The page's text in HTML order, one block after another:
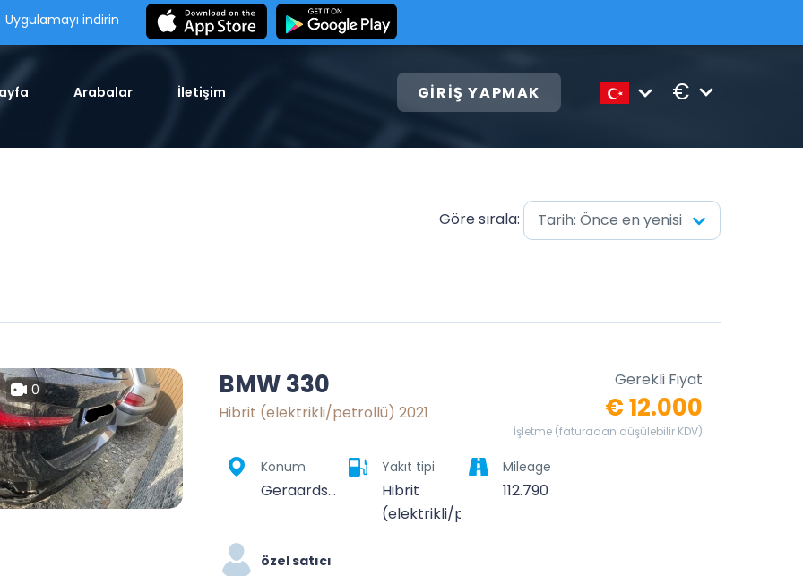
Uygulamayı indirin
Arabalar İletişim GIRIŞ YAPMAK €
Göre sırala: Tarih: Önce en yenisi
0 BMW 330
Hibrit (elektrikli/petrollü) 2021
Gerekli Fiyat
€ 12.000
İşletme (faturadan düşülebilir KDV)
Konum
Geraardsbergen, Aalst, Oost-Vlaanderen, Vlaanderen, België
Yakıt tipi
Hibrit
(elektrikli/petrollü)
Mileage
112.790
özel satıcı